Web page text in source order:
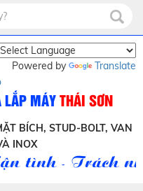
Powered by Translate
LẮP MÁYTHÁI SƠN
BÍCH, STUD-BOLT, VAN
INOX
tình - Trách